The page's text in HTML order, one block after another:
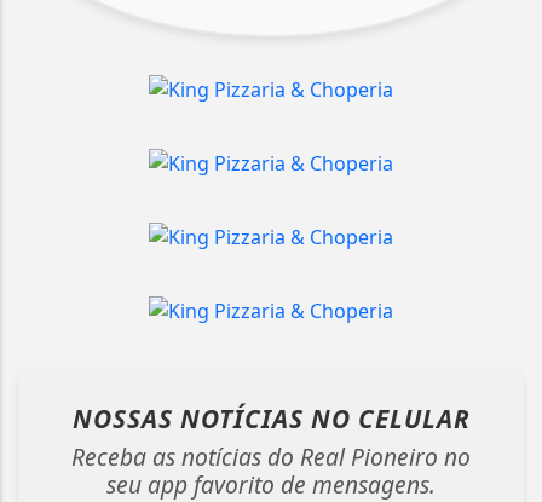
NOSSAS NOTÍCIAS NO CELULAR
Receba as notícias do Real Pioneiro no
seu app favorito de mensagens.